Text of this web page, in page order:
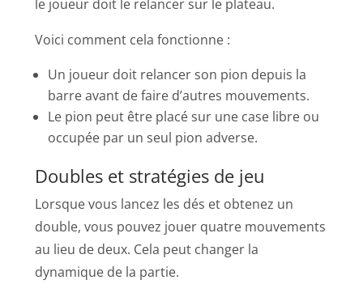
le joueur doit le relancer sur le plateau.
Voici comment cela fonctionne :
Un joueur doit relancer son pion depuis la
barre avant de faire d’autres mouvements.
Le pion peut être placé sur une case libre ou
occupée par un seul pion adverse.
Doubles et stratégies de jeu
Lorsque vous lancez les dés et obtenez un
double, vous pouvez jouer quatre mouvements
au lieu de deux. Cela peut changer la
dynamique de la partie.